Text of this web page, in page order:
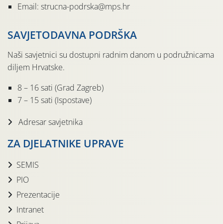
Email: strucna-podrska@mps.hr
SAVJETODAVNA PODRŠKA
Naši savjetnici su dostupni radnim danom u podružnicama
diljem Hrvatske.
8 – 16 sati (Grad Zagreb)
7 – 15 sati (Ispostave)
Adresar savjetnika
ZA DJELATNIKE UPRAVE
SEMIS
PIO
Prezentacije
Intranet